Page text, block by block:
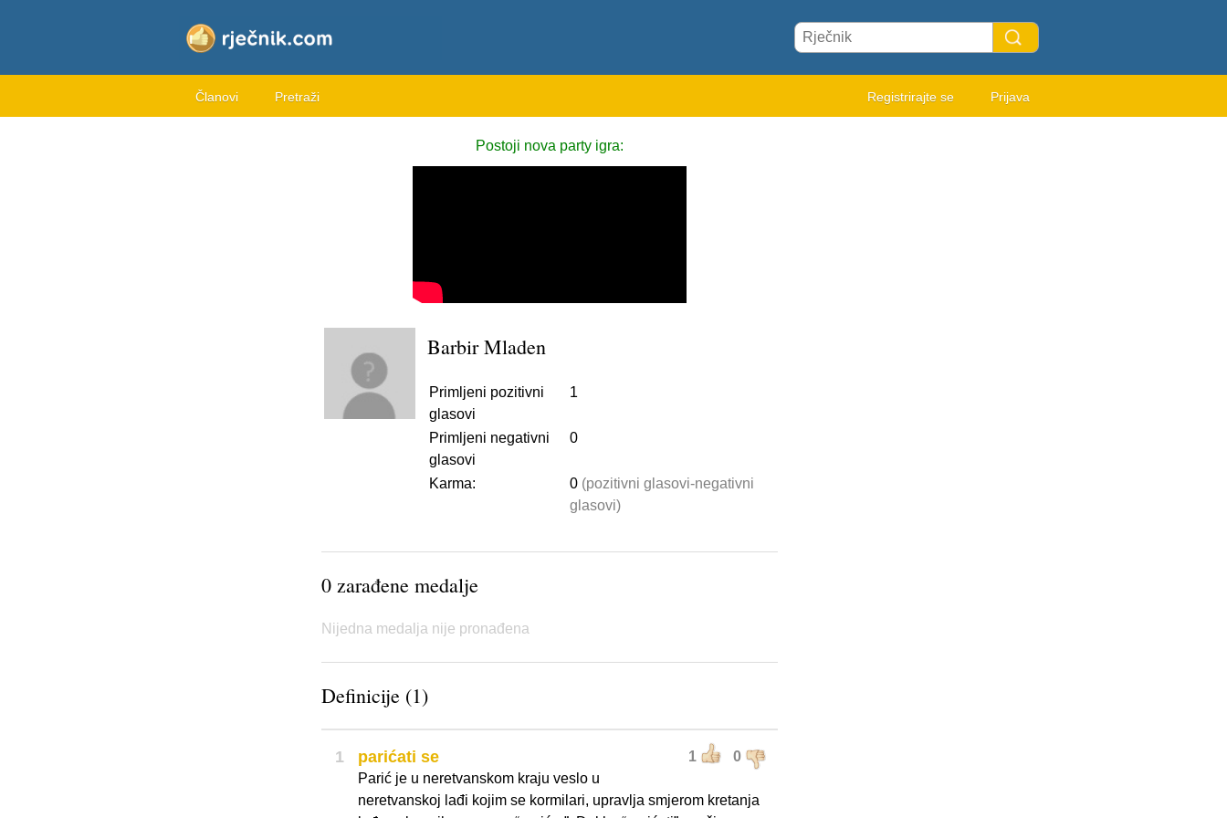
Članovi Pretraži Registrirajte se Prijava
Postoji nova party igra:
Barbir Mladen
Primljeni pozitivni
glasovi
1
Primljeni negativni
glasovi
0
Karma: 0 (pozitivni glasovi-negativni
glasovi)
0 zarađene medalje
Nijedna medalja nije pronađena
Definicije (1)
1 1 0
parićati se
Parić je u neretvanskom kraju veslo u
neretvanskoj lađi kojim se kormilari, upravlja smjerom kretanja